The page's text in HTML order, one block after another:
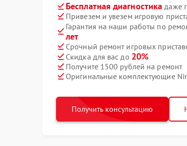
Бесплатная диагностика даже
Привезем и увезем игровую
Гарантия на наши работы по
лет
Срочный ремонт игровых
Скидка для вас до 20%
Получите 1500 рублей на ремонт
Оригинальные комплектующие
Получить консультацию